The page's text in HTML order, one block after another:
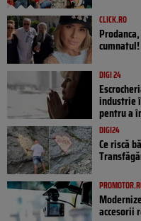
CLICK.RO
DIGI 24
industrie
pentru a
DIGI24
Ce riscă
accesorii